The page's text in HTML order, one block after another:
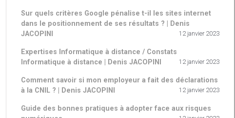
Sur quels critères Google pénalise t-il les sites internet
dans le positionnement de ses résultats ? | Denis
JACOPINI
12 janvier 2023
Expertises Informatique à distance / Constats
Informatique à distance | Denis JACOPINI
12 janvier 2023
Comment savoir si mon employeur a fait des déclarations
à la CNIL ? | Denis JACOPINI
12 janvier 2023
Guide des bonnes pratiques à adopter face aux risques